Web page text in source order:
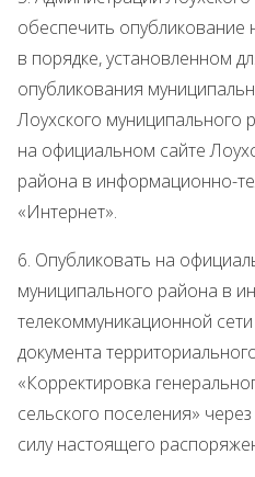
обеспечить
в порядке, установленном
опубликования
Лоухского муниципального
на официальном сайте
района в информационно-
«Интернет».
6. Опубликовать на
муниципального района в
телекоммуникационной
документа
«Корректировка
сельского поселения»
силу настоящего